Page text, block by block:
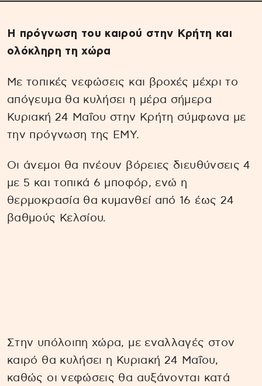
Η πρόγνωση του καιρού στην Κρήτη και
ολόκληρη τη χώρα
Με τοπικές νεφώσεις και βροχές μέχρι το
απόγευμα θα κυλήσει η μέρα σήμερα
Κυριακή 24 Μαΐου στην Κρήτη σύμφωνα με
την πρόγνωση της ΕΜΥ.
Οι άνεμοι θα πνέουν βόρειες διευθύνσεις 4
με 5 και τοπικά 6 μποφόρ, ενώ η
θερμοκρασία θα κυμανθεί από 16 έως 24
βαθμούς Κελσίου.
Στην υπόλοιπη χώρα, με εναλλαγές στον
καιρό θα κυλήσει η Κυριακή 24 Μαΐου,
καθώς οι νεφώσεις θα αυξάνονται κατά